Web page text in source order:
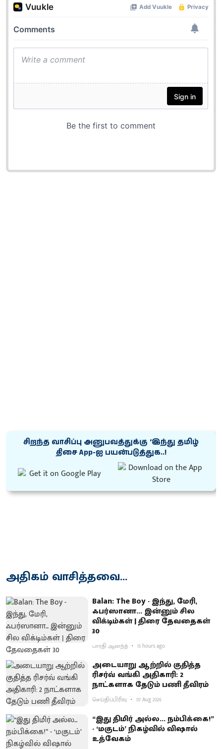
சிறந்த வாசிப்பு அனுபவத்துக்கு ‘இந்து தமிழ்
திசை App-ஐ பயன்படுத்துக..!
அதிகம் வாசித்தவை...
Balan: The Boy - இந்து, மேரி,
ஃபர்ஸானா... இன்னும் சில
விக்டிம்கள் | திரை தேவதைகள்
30
பாரதி ஆனந்த் 15 hours ago
அடையாறு ஆற்றில் குதித்த
ரிசர்வ் வங்கி அதிகாரி: 2
நாட்களாக தேடும் பணி தீவிரம்
செய்திப்பிரிவு 07 Aug 2026
“இது திமிர் அல்ல... நம்பிக்கை!”
- ‘மகுடம்’ நிகழ்வில் விஷால்
உத்வேகம்